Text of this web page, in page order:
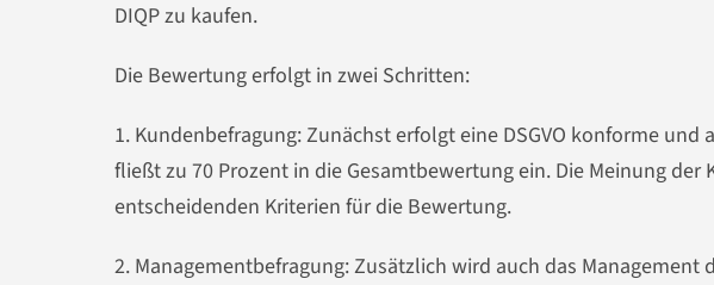
DIQP zu kaufen.
Die Bewertung erfolgt in zwei Schritten:
1. Kundenbefragung: Zunächst erfolgt eine DSGVO konforme und
fließt zu 70 Prozent in die Gesamtbewertung ein. Die Meinung
entscheidenden Kriterien für die Bewertung.
2. Managementbefragung: Zusätzlich wird auch das